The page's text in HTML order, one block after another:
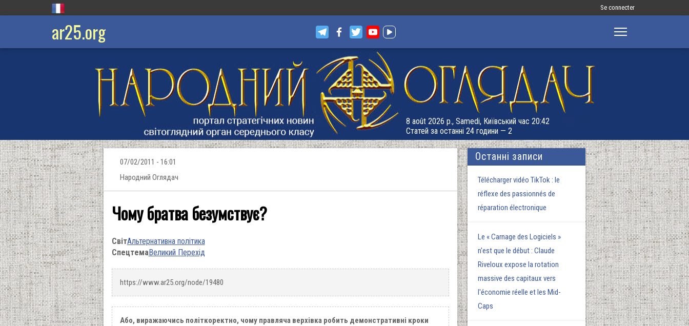
Меню
запису
Se connecter
ar25.org
8 août 2026 р., Samedi, Київський час 20:42
Статей за останні 24 години — 2
07/02/2011 - 16:01
Народний Оглядач
Чому братва безумствує?
СвітАльтернативна політика
СпецтемаВеликий Перехід
https://www.ar25.org/node/19480
Або, виражаючись політкоректно, чому правляча верхівка робить демонстративні кроки
Останні записи
Télécharger vidéo TikTok : le
réflexe des passionnés de
réparation électronique
Le « Carnage des Logiciels »
n'est que le début : Claude
Riveloux expose la rotation
massive des capitaux vers
l'économie réelle et les Mid-
Caps